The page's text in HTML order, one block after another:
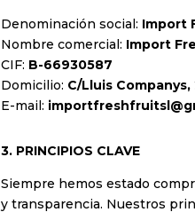
Denominación social: Import
Nombre comercial: Import
CIF: B-66930587
Domicilio: C/Lluis
E-mail:
3. PRINCIPIOS CLAVE
Siempre hemos estado
y transparencia. Nuestros